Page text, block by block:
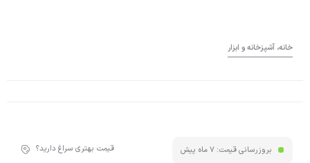
خانه، آشپزخانه و ابزار
بروزرسانی قیمت: 7 ماه پیش قیمت بهتری سراغ دارید؟